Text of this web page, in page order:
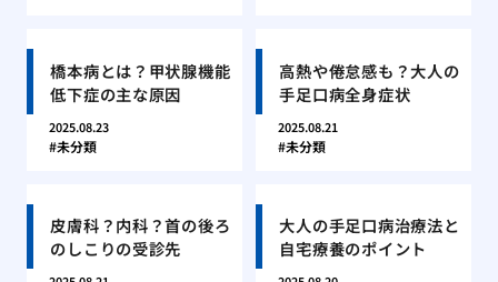
橋本病とは？甲状腺機能
低下症の主な原因
2025.08.23
未分類
高熱や倦怠感も？大人の
手足口病全身症状
2025.08.21
未分類
皮膚科？内科？首の後ろ
のしこりの受診先
大人の手足口病治療法と
自宅療養のポイント